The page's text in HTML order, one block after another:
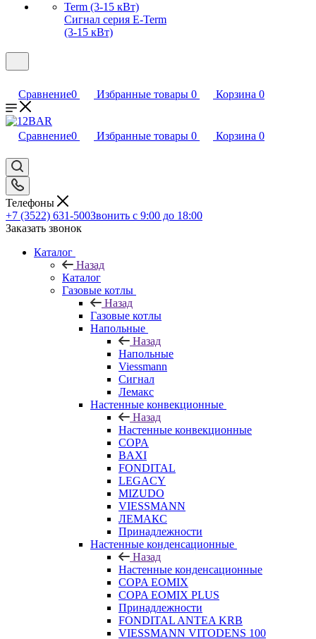
Сигнал серия E-Term
(3-15 кВт)
Сравнение0 Избранные товары 0 Корзина 0
Сравнение0 Избранные товары 0 Корзина 0
Телефоны
+7 (3522) 631-500Звонить с 9:00 до 18:00
Заказать звонок
Каталог
Назад
Каталог
Газовые котлы
Назад
Газовые котлы
Напольные
Назад
Напольные
Viessmann
Сигнал
Лемакс
Настенные конвекционные
Назад
Настенные конвекционные
COPA
BAXI
FONDITAL
LEGACY
MIZUDO
VIESSMANN
ЛЕМАКС
Принадлежности
Настенные конденсационные
Назад
Настенные конденсационные
COPA EOMIX
COPA EOMIX PLUS
Принадлежности
FONDITAL ANTEA KRB
VIESSMANN VITODENS 100